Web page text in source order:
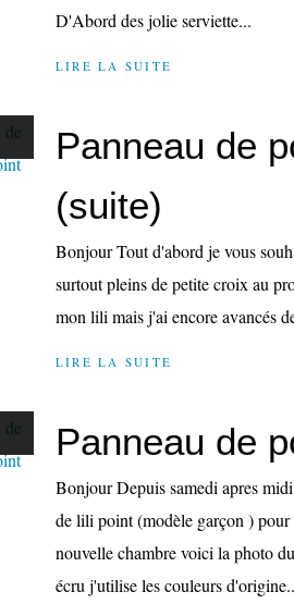
D'Abord des jolie serviette...
LIRE LA SUITE
Panneau de
(suite)
Bonjour Tout d'abord je vous
surtout pleins de petite croix au
mon lili mais j'ai encore avancés
LIRE LA SUITE
Panneau de
Bonjour Depuis samedi apres
de lili point (modèle garçon )
nouvelle chambre voici la photo
écru j'utilise les couleurs